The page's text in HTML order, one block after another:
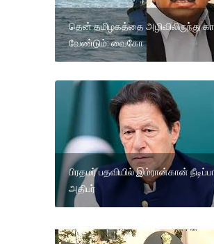
தென் தமிழகத்தை அழிவிலிருந்து
வேண்டும்: வைகோ
பிரதமர் பதவியில் இம்ரான்கான்
அதிபர்